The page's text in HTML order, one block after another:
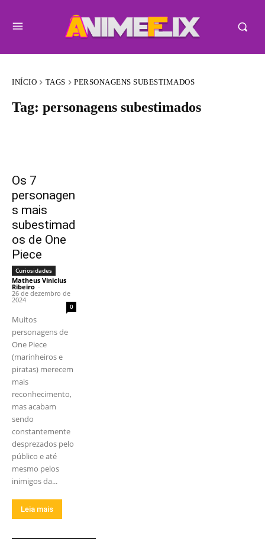
INÍCIO TAGS PERSONAGENS SUBESTIMADOS
Tag: personagens subestimados
Os 7
personagen
s mais
subestimad
os de One
Piece
Curiosidades
Matheus Vinicius
Ribeiro -
26 de dezembro de
2024
0
Muitos
personagens de
One Piece
(marinheiros e
piratas) merecem
mais
reconhecimento,
mas acabam
sendo
constantemente
desprezados pelo
público e até
mesmo pelos
inimigos da...
Leia mais